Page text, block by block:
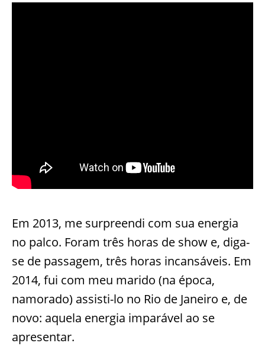
Em 2013, me surpreendi com sua energia
no palco. Foram três horas de show e, diga-
se de passagem, três horas incansáveis. Em
2014, fui com meu marido (na época,
namorado) assisti-lo no Rio de Janeiro e, de
novo: aquela energia imparável ao se
apresentar.